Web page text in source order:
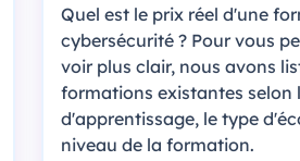
Quel est le prix réel d'une
cybersécurité ? Pour vous
voir plus clair, nous avons
formations existantes selon
d'apprentissage, le type
niveau de la formation.